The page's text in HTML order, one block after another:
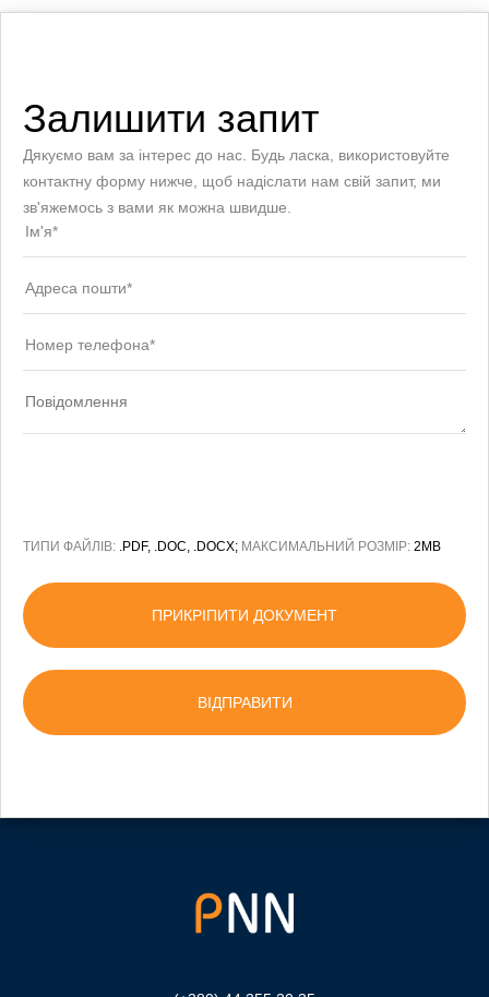
Залишити запит
Дякуємо вам за інтерес до нас. Будь ласка, використовуйте
контактну форму нижче, щоб надіслати нам свій запит, ми
зв'яжемось з вами як можна швидше.
ТИПИ ФАЙЛІВ: .PDF, .DOC, .DOCX; МАКСИМАЛЬНИЙ РОЗМІР: 2MB
ПРИКРІПИТИ ДОКУМЕНТ